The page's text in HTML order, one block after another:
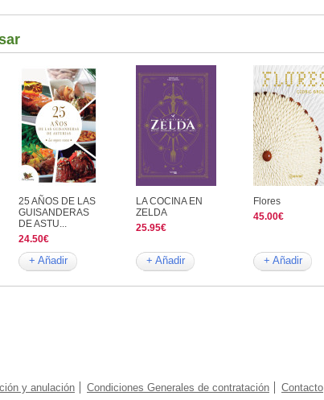
25 AÑOS DE LAS
GUISANDERAS
DE ASTU...
24.50€
+ Añadir
LA COCINA EN
ZELDA
25.95€
+ Añadir
Flores
45.00€
+ Añadir
y anulación Condiciones Generales de contratación Contacto